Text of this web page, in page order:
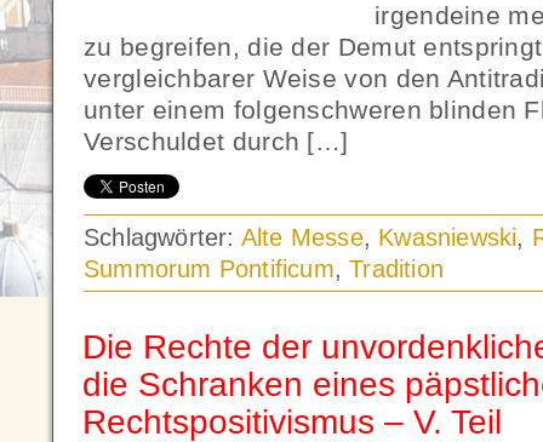
irgendeine
zu begreifen, die der Demut
vergleichbarer Weise von den
unter einem folgenschweren blinden
Verschuldet durch […]
Schlagwörter: Alte Messe, Kwasniewski,
Summorum Pontificum,Tradition
Die Rechte der
die Schranken eines
Rechtspositivismus – V. Teil